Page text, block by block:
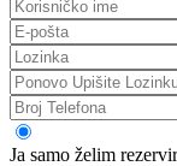
Ja samo želim